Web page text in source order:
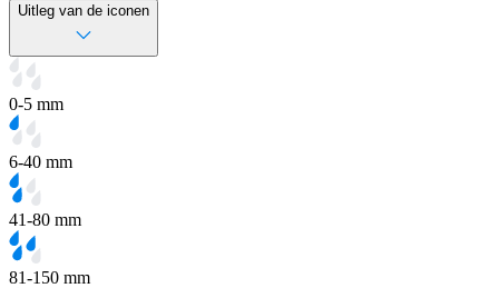
Uitleg van de iconen
0-5 mm
6-40 mm
41-80 mm
81-150 mm